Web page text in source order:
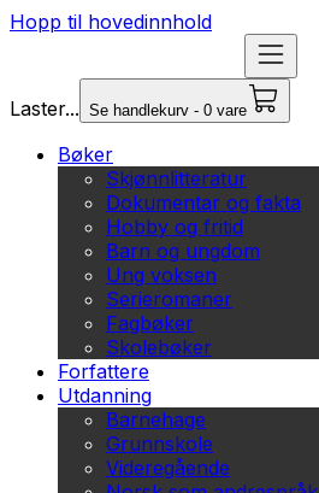
Hopp til hovedinnhold
Laster... Se handlekurv - 0 vare
Bøker
Skjønnlitteratur
Dokumentar og fakta
Hobby og fritid
Barn og ungdom
Ung voksen
Serieromaner
Fagbøker
Skolebøker
Forfattere
Utdanning
Barnehage
Grunnskole
Videregående